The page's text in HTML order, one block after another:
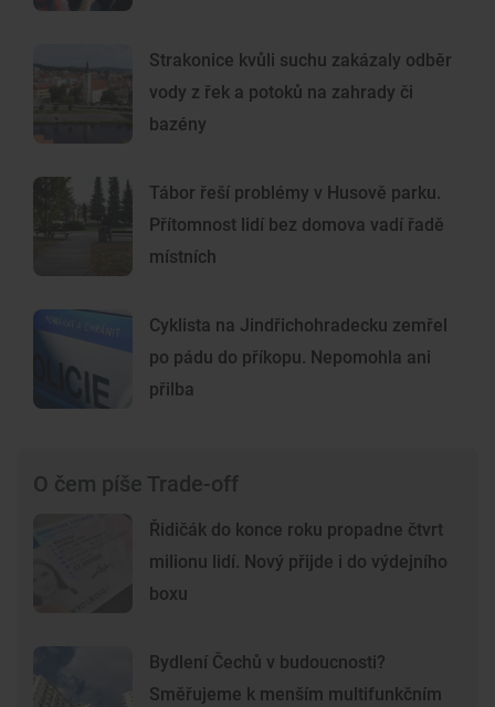
Strakonice kvůli suchu zakázaly odběr
vody z řek a potoků na zahrady či
bazény
Tábor řeší problémy v Husově parku.
Přítomnost lidí bez domova vadí řadě
místních
Cyklista na Jindřichohradecku zemřel
po pádu do příkopu. Nepomohla ani
přilba
O čem píše Trade-off
Řidičák do konce roku propadne čtvrt
milionu lidí. Nový přijde i do výdejního
boxu
Bydlení Čechů v budoucnosti?
Směřujeme k menším multifunkčním